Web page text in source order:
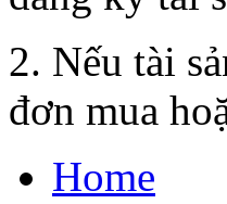
2. Nếu tài
đơn mua
Home